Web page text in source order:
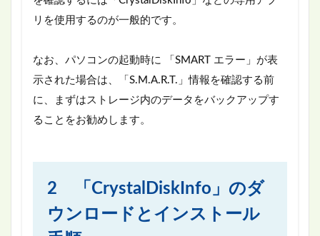
リを使用するのが一般的です。
なお、パソコンの起動時に 「SMART エラー」が表
示された場合は、「S.M.A.R.T.」情報を確認する前
に、まずはストレージ内のデータをバックアップす
ることをお勧めします。
2 「CrystalDiskInfo」のダ
ウンロードとインストール